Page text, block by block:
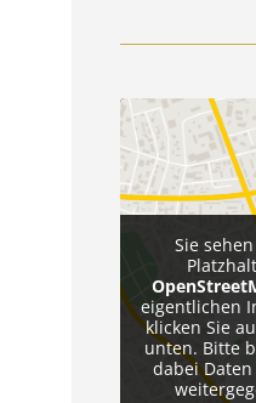
Sie
eigentlichen
klicken Sie
unten. Bitte
dabei